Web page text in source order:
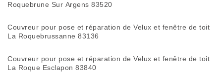
Roquebrune Sur Argens 83520
Couvreur pour pose et réparation de Velux et fenêtre de toit
La Roquebrussanne 83136
Couvreur pour pose et réparation de Velux et fenêtre de toit
La Roque Esclapon 83840